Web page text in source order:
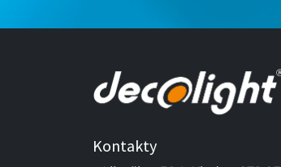
Kontakty